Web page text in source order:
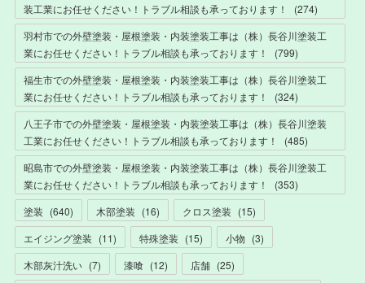
装工業にお任せください！トラブル相談も承っております！
(274)
羽村市での外壁塗装・屋根塗装・内装塗装工事は（株）長谷川塗装工
業にお任せください！トラブル相談も承っております！
(799)
福生市での外壁塗装・屋根塗装・内装塗装工事は（株）長谷川塗装工
業にお任せください！トラブル相談も承っております！
(324)
八王子市での外壁塗装・屋根塗装・内装塗装工事は（株）長谷川塗装
工業にお任せください！トラブル相談も承っております！
(485)
昭島市での外壁塗装・屋根塗装・内装塗装工事は（株）長谷川塗装工
業にお任せください！トラブル相談も承っております！
(353)
塗装 (640) 木部塗装 (16) クロス塗装 (15)
エイジング塗装 (11) 特殊塗装 (15) 小物 (3)
木部灰汁洗い (7) 漆喰 (12) 店舗 (25)